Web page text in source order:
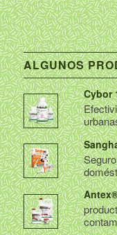
ALGUNOS
Cybor